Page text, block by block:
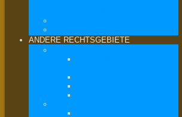
ANDERE RECHTSGEBIETE